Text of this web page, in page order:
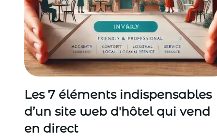
Les 7 éléments indispensables
d’un site web d'hôtel qui vend
en direct